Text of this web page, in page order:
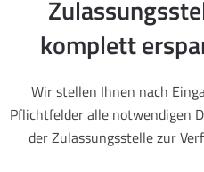
komplett
Wir stellen Ihnen nach
Pflichtfelder alle notwendigen
der Zulassungsstelle zur